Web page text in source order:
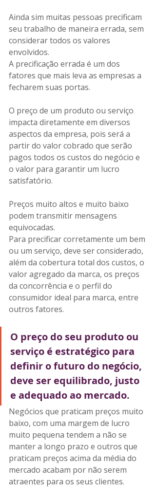
Ainda sim muitas pessoas precificam
seu trabalho de maneira errada, sem
considerar todos os valores
envolvidos.
A precificação errada é um dos
fatores que mais leva as empresas a
fecharem suas portas.
O preço de um produto ou serviço
impacta diretamente em diversos
aspectos da empresa, pois será a
partir do valor cobrado que serão
pagos todos os custos do negócio e
o valor para garantir um lucro
satisfatório.
Preços muito altos e muito baixo
podem transmitir mensagens
equivocadas.
Para precificar corretamente um bem
ou um serviço, deve ser considerado,
além da cobertura total dos custos, o
valor agregado da marca, os preços
da concorrência e o perfil do
consumidor ideal para marca, entre
outros fatores.
O preço do seu produto ou
serviço é estratégico para
definir o futuro do negócio,
deve ser equilibrado, justo
e adequado ao mercado.
Negócios que praticam preços muito
baixo, com uma margem de lucro
muito pequena tendem a não se
manter a longo prazo e outros que
praticam preços acima da média do
mercado acabam por não serem
atraentes para os seus clientes.